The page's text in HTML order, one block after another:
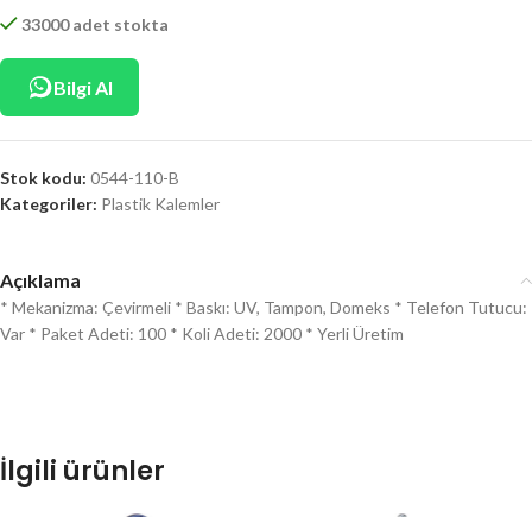
33000 adet stokta
Bilgi Al
Stok kodu: 0544-110-B
Kategoriler: Plastik Kalemler
Açıklama
* Mekanizma: Çevirmeli * Baskı: UV, Tampon, Domeks * Telefon Tutucu:
Var * Paket Adeti: 100 * Koli Adeti: 2000 * Yerli Üretim
İlgili ürünler